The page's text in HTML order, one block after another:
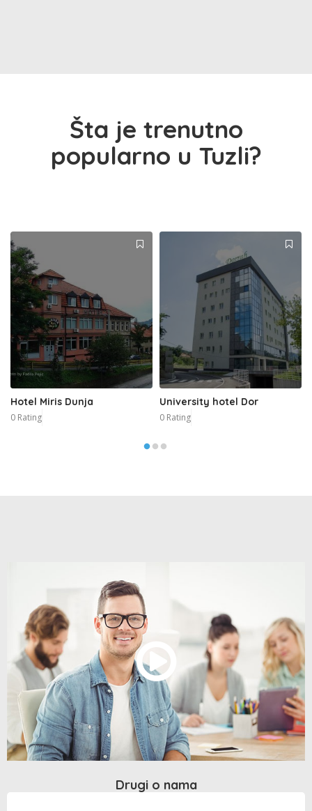
Šta je trenutno
popularno u Tuzli?
Hotel Miris Dunja
0 Rating
University hotel Dor
0 Rating
Drugi o nama